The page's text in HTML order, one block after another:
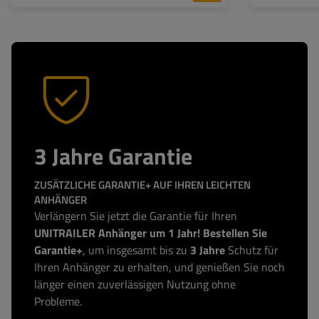
3 Jahre Garantie
ZUSÄTZLICHE GARANTIE+ AUF IHREN LEICHTEN
ANHÄNGER
Verlängern Sie jetzt die Garantie für Ihren
UNITRAILER Anhänger um 1 Jahr! Bestellen Sie
Garantie+, um insgesamt bis zu 3 Jahre Schutz für
Ihren Anhänger zu erhalten, und genießen Sie noch
länger einen zuverlässigen Nutzung ohne
Probleme.